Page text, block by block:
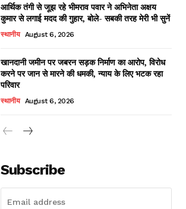
आर्थिक तंगी से जूझ रहे भीमराव पवार ने अभिनेता अक्षय
कुमार से लगाई मदद की गुहार, बोले- सबकी तरह मेरी भी सुनें
स्थानीय August 6, 2026
खानदानी जमीन पर जबरन सड़क निर्माण का आरोप, विरोध
करने पर जान से मारने की धमकी, न्याय के लिए भटक रहा
परिवार
स्थानीय August 6, 2026
Subscribe